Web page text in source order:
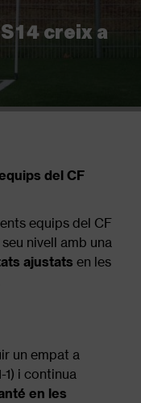
creix a
del CF
equips del CF
nivell amb una
ajustats en les
un empat a
i continua
en les